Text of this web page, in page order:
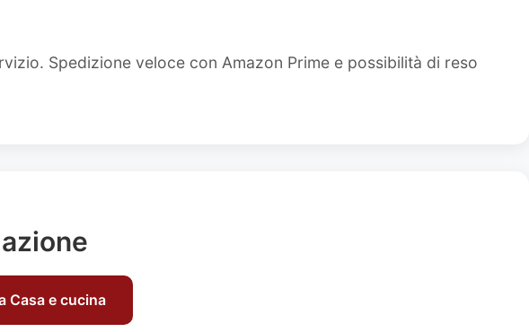
Spedizione veloce con Amazon Prime e possibilità di reso
Casa e cucina